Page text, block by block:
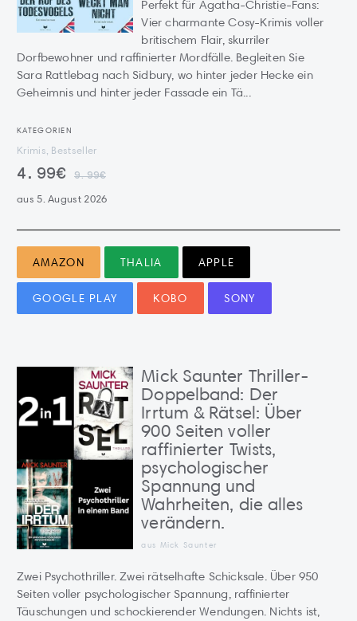
Perfekt für Agatha-Christie-Fans:
Vier charmante Cosy-Krimis voller
britischem Flair, skurriler
Dorfbewohner und raffinierter Mordfälle. Begleiten Sie
Sara Rattlebag nach Sidbury, wo hinter jeder Hecke ein
Geheimnis und hinter jeder Fassade ein Tä...
KATEGORIEN
Krimis, Bestseller
4.99€ 9.99€
aus 5. August 2026
AMAZON THALIA APPLE
GOOGLE PLAY KOBO SONY
Mick Saunter Thriller-
Doppelband: Der
Irrtum & Rätsel: Über
900 Seiten voller
raffinierter Twists,
psychologischer
Spannung und
Wahrheiten, die alles
verändern.
aus Mick Saunter
Zwei Psychothriller. Zwei rätselhafte Schicksale. Über 950
Seiten voller psychologischer Spannung, raffinierter
Täuschungen und schockierender Wendungen. Nichts ist,